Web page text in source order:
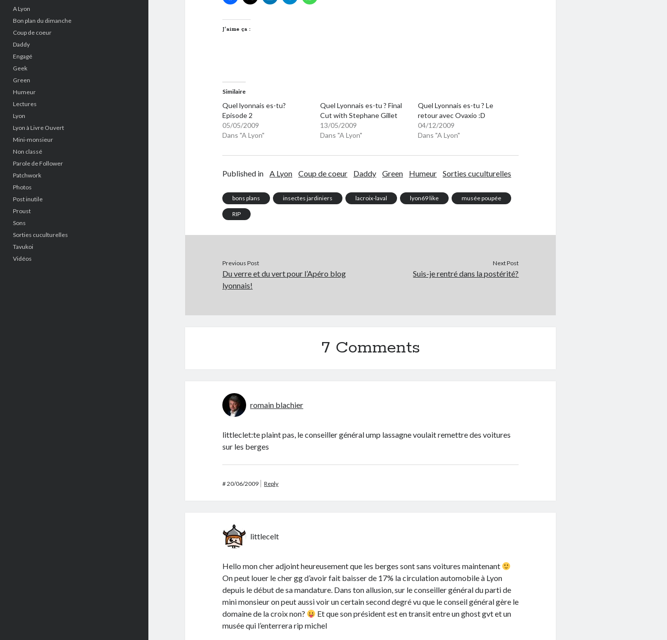
A Lyon
Bon plan du dimanche
Coup de coeur
Daddy
Engagé
Geek
Green
Humeur
Lectures
Lyon
Lyon à Livre Ouvert
Mini-monsieur
Non classé
Parole de Follower
Patchwork
Photos
Post inutile
Proust
Sons
Sorties cuculturelles
Tavukoi
Vidéos
J’aime ça :
Similaire
Quel lyonnais es-tu?
Episode 2
05/05/2009
Dans "A Lyon"
Quel Lyonnais es-tu ? Final
Cut with Stephane Gillet
13/05/2009
Dans "A Lyon"
Quel Lyonnais es-tu ? Le
retour avec Ovaxio :D
04/12/2009
Dans "A Lyon"
Published in A Lyon Coup de coeur Daddy Green Humeur Sorties cuculturelles
bons plans insectes jardiniers lacroix-laval lyon69 like musée poupée
RIP
Previous Post
Du verre et du vert pour l’Apéro blog
lyonnais!
Next Post
Suis-je rentré dans la postérité?
7 Comments
romain blachier
littleclet:te plaint pas, le conseiller général ump lassagne voulait remettre des voitures
sur les berges
#20/06/2009 Reply
littlecelt
Hello mon cher adjoint heureusement que les berges sont sans voitures maintenant
On peut louer le cher gg d’avoir fait baisser de 17% la circulation automobile à Lyon
depuis le début de sa mandature. Dans ton allusion, sur le conseiller général du parti de
mini monsieur on peut aussi voir un certain second degré vu que le conseil général gère le
domaine de la croix non?
Et que son président est en transit entre un ghost gvt et un
musée qui l’enterrera rip michel